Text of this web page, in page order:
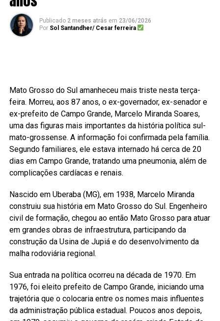
Publicado 2 meses atrás em 23/06/2026
Por Sol Santandher/ Cesar ferreira
Mato Grosso do Sul amanheceu mais triste nesta terça-
feira. Morreu, aos 87 anos, o ex-governador, ex-senador e
ex-prefeito de Campo Grande, Marcelo Miranda Soares,
uma das figuras mais importantes da história política sul-
mato-grossense. A informação foi confirmada pela família.
Segundo familiares, ele estava internado há cerca de 20
dias em Campo Grande, tratando uma pneumonia, além de
complicações cardíacas e renais.
Nascido em Uberaba (MG), em 1938, Marcelo Miranda
construiu sua história em Mato Grosso do Sul. Engenheiro
civil de formação, chegou ao então Mato Grosso para atuar
em grandes obras de infraestrutura, participando da
construção da Usina de Jupiá e do desenvolvimento da
malha rodoviária regional.
Sua entrada na política ocorreu na década de 1970. Em
1976, foi eleito prefeito de Campo Grande, iniciando uma
trajetória que o colocaria entre os nomes mais influentes
da administração pública estadual. Poucos anos depois,